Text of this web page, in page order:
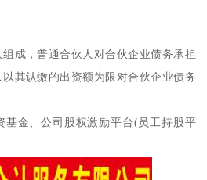
成，普通合伙人对合伙企业债务承担
其认缴的出资额为限对合伙企业债务
基金、公司股权激励平台(员工持股平